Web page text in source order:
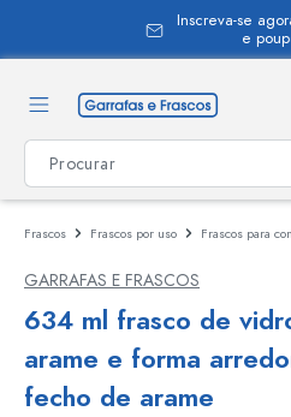
Inscreva-se
e
Frascos Frascos por uso Frascos para
GARRAFAS E FRASCOS
634 ml frasco de
arame e forma
fecho de arame